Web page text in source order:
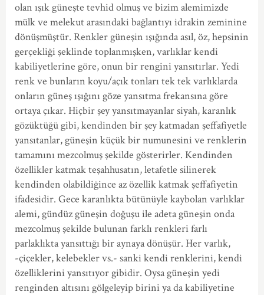
olan ışık güneşte tevhid olmuş ve bizim alemimizde
mülk ve melekut arasındaki bağlantıyı idrakin zeminine
dönüşmüştür. Renkler güneşin ışığında asıl, öz, hepsinin
gerçekliği şeklinde toplanmışken, varlıklar kendi
kabiliyetlerine göre, onun bir rengini yansıtırlar. Yedi
renk ve bunların koyu/açık tonları tek tek varlıklarda
onların güneş ışığını göze yansıtma frekansına göre
ortaya çıkar. Hiçbir şey yansıtmayanlar siyah, karanlık
gözüktüğü gibi, kendinden bir şey katmadan şeffafiyetle
yansıtanlar, güneşin küçük bir numunesini ve renklerin
tamamını mezcolmuş şekilde gösterirler. Kendinden
özellikler katmak teşahhusatın, letafetle silinerek
kendinden olabildiğince az özellik katmak şeffafiyetin
ifadesidir. Gece karanlıkta bütünüyle kaybolan varlıklar
alemi, gündüz güneşin doğuşu ile adeta güneşin onda
mezcolmuş şekilde bulunan farklı renkleri farlı
parlaklıkta yansıttığı bir aynaya dönüşür. Her varlık,
-çiçekler, kelebekler vs.- sanki kendi renklerini, kendi
özelliklerini yansıtıyor gibidir. Oysa güneşin yedi
renginden altısını gölgeleyip birini ya da kabiliyetine